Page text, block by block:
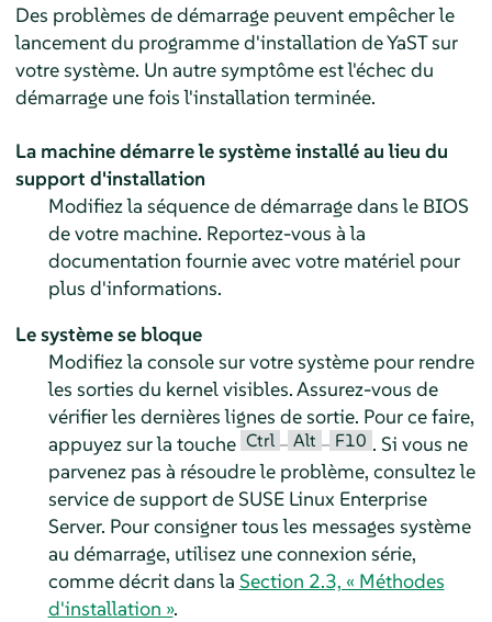
Des problèmes de démarrage peuvent empêcher le
lancement du programme d'installation de YaST sur
votre système. Un autre symptôme est l'échec du
démarrage une fois l'installation terminée.
La machine démarre le système installé au lieu du
support d'installation
Modifiez la séquence de démarrage dans le BIOS
de votre machine. Reportez-vous à la
documentation fournie avec votre matériel pour
plus d'informations.
Le système se bloque
Modifiez la console sur votre système pour rendre
les sorties du kernel visibles. Assurez-vous de
vérifier les dernières lignes de sortie. Pour ce faire,
appuyez sur la touche Ctrl – Alt – F10 . Si vous ne
parvenez pas à résoudre le problème, consultez le
service de support de SUSE Linux Enterprise
Server. Pour consigner tous les messages système
au démarrage, utilisez une connexion série,
comme décrit dans la Section 2.3, « Méthodes
d'installation ».